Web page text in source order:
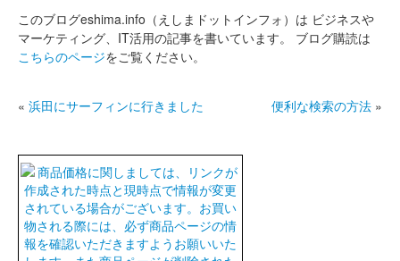
このブログeshima.info（えしまドットインフォ）は ビジネスや
マーケティング、IT活用の記事を書いています。
ブログ購読は
こちらのページをご覧ください。
« 浜田にサーフィンに行きました 便利な検索の方法 »